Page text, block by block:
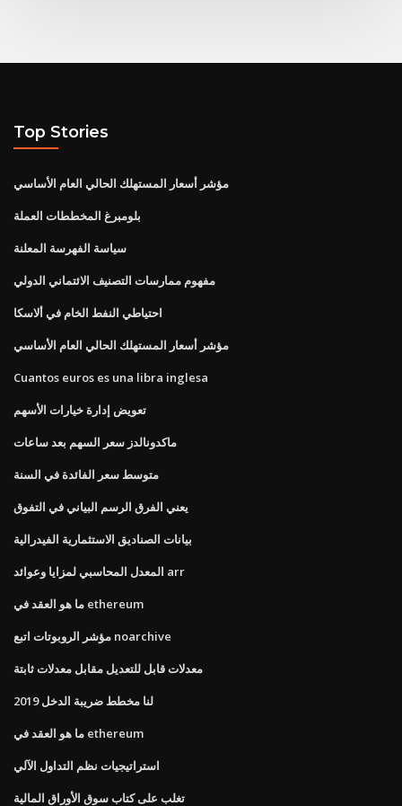
Top Stories
مؤشر أسعار المستهلك الحالي العام الأساسي
بلومبرغ المخططات العملة
سياسة الفهرسة المعلنة
مفهوم ممارسات التصنيف الائتماني الدولي
احتياطي النفط الخام في ألاسكا
مؤشر أسعار المستهلك الحالي العام الأساسي
Cuantos euros es una libra inglesa
تعويض إدارة خيارات الأسهم
ماكدونالدز سعر السهم بعد ساعات
متوسط ​​سعر الفائدة في السنة
يعني الفرق الرسم البياني في التفوق
بيانات الصناديق الاستثمارية الفيدرالية
المعدل المحاسبي لمزايا وعوائد arr
ما هو العقد في ethereum
مؤشر الروبوتات اتبع noarchive
معدلات قابل للتعديل مقابل معدلات ثابتة
لنا مخطط ضريبة الدخل 2019
ما هو العقد في ethereum
استراتيجيات نظم التداول الآلي
تغلب على كتاب سوق الأوراق المالية